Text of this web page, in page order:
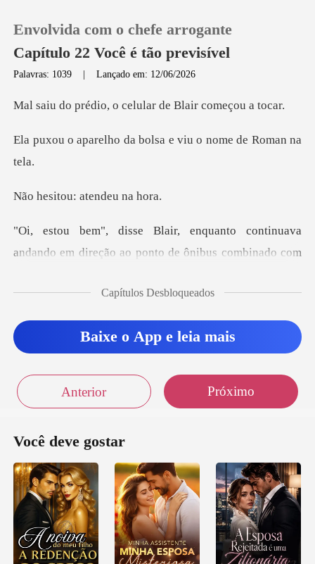
Loja
Sair
Envolvida com o chefe arrogante
Capítulo 22 Você é tão previsível
Palavras: 1039 |Lançado em: 12/06/2026
, o celular de Bla
da bolsa e viu o no
u: atendeu
to continuava
andando em direção ao
autori
Capítulos Desbloqueados
Baixe o App e leia mais
Anterior Próximo
Você deve gostar